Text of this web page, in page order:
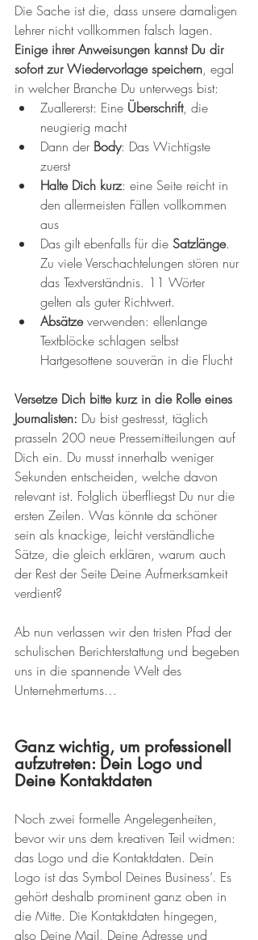
Die Sache ist die, dass unsere damaligen
Lehrer nicht vollkommen falsch lagen.
Einige ihrer Anweisungen kannst Du dir
sofort zur Wiedervorlage speichern, egal
in welcher Branche Du unterwegs bist:
Zuallererst: Eine Überschrift, die
neugierig macht
Dann der Body: Das Wichtigste
zuerst
Halte Dich kurz: eine Seite reicht in
den allermeisten Fällen vollkommen
aus
Das gilt ebenfalls für die Satzlänge.
Zu viele Verschachtelungen stören nur
das Textverständnis. 11 Wörter
gelten als guter Richtwert.
Absätze verwenden: ellenlange
Textblöcke schlagen selbst
Hartgesottene souverän in die Flucht
Versetze Dich bitte kurz in die Rolle eines
Journalisten: Du bist gestresst, täglich
prasseln 200 neue Pressemitteilungen auf
Dich ein. Du musst innerhalb weniger
Sekunden entscheiden, welche davon
relevant ist. Folglich überfliegst Du nur die
ersten Zeilen. Was könnte da schöner
sein als knackige, leicht verständliche
Sätze, die gleich erklären, warum auch
der Rest der Seite Deine Aufmerksamkeit
verdient?
Ab nun verlassen wir den tristen Pfad der
schulischen Berichterstattung und begeben
uns in die spannende Welt des
Unternehmertums…
Ganz wichtig, um professionell
aufzutreten: Dein Logo und
Deine Kontaktdaten
Noch zwei formelle Angelegenheiten,
bevor wir uns dem kreativen Teil widmen:
das Logo und die Kontaktdaten. Dein
Logo ist das Symbol Deines Business‘. Es
gehört deshalb prominent ganz oben in
die Mitte. Die Kontaktdaten hingegen,
also Deine Mail, Deine Adresse und